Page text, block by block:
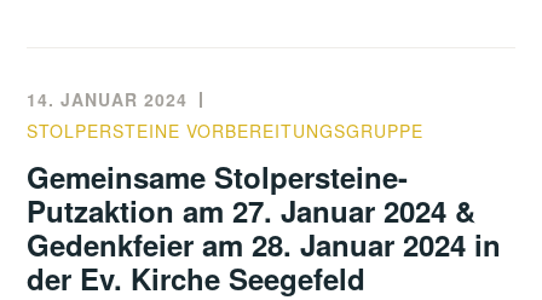
14. JANUAR 2024
STOLPERSTEINE VORBEREITUNGSGRUPPE
Gemeinsame Stolpersteine-
Putzaktion am 27. Januar 2024 &
Gedenkfeier am 28. Januar 2024 in
der Ev. Kirche Seegefeld